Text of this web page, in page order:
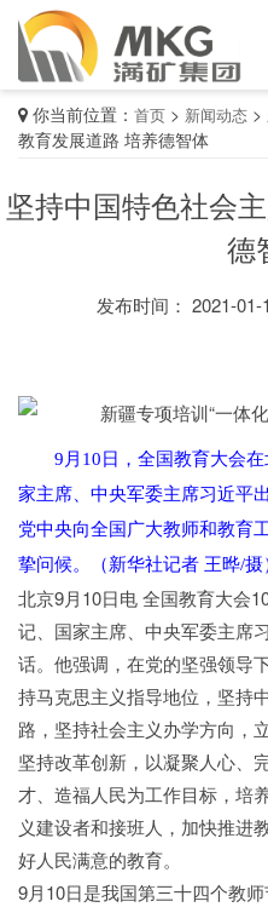
你当前位置： 首页 > 新闻动态 >
教育发展道路 培养德智体
坚持中国特色社会
德
发布时间： 2021-01-
9月10日，全国教育大会
家主席、中央军委主席习近平
党中央向全国广大教师和教育
挚问候。（新华社记者 王晔/摄
北京9月10日电 全国教育大会
记、国家主席、中央军委主席
话。他强调，在党的坚强领导
持马克思主义指导地位，坚持
路，坚持社会主义办学方向，
坚持改革创新，以凝聚人心、
才、造福人民为工作目标，培
义建设者和接班人，加快推进
好人民满意的教育。
9月10日是我国第三十四个教